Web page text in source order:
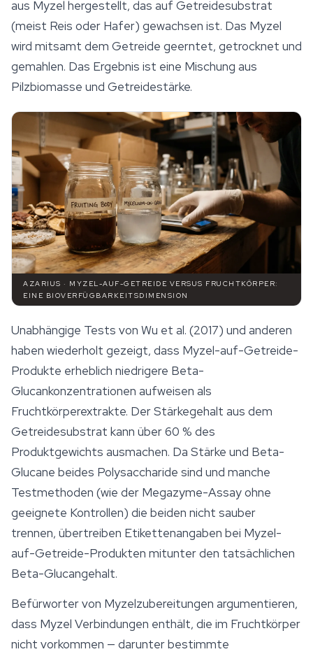
aus Myzel hergestellt, das auf Getreidesubstrat
(meist Reis oder Hafer) gewachsen ist. Das Myzel
wird mitsamt dem Getreide geerntet, getrocknet und
gemahlen. Das Ergebnis ist eine Mischung aus
Pilzbiomasse und Getreidestärke.
AZARIUS · MYZEL-AUF-GETREIDE VERSUS FRUCHTKÖRPER:
EINE BIOVERFÜGBARKEITSDIMENSION
Unabhängige Tests von Wu et al. (2017) und anderen
haben wiederholt gezeigt, dass Myzel-auf-Getreide-
Produkte erheblich niedrigere Beta-
Glucankonzentrationen aufweisen als
Fruchtkörperextrakte. Der Stärkegehalt aus dem
Getreidesubstrat kann über 60 % des
Produktgewichts ausmachen. Da Stärke und Beta-
Glucane beides Polysaccharide sind und manche
Testmethoden (wie der Megazyme-Assay ohne
geeignete Kontrollen) die beiden nicht sauber
trennen, übertreiben Etikettenangaben bei Myzel-
auf-Getreide-Produkten mitunter den tatsächlichen
Beta-Glucangehalt.
Befürworter von Myzelzubereitungen argumentieren,
dass Myzel Verbindungen enthält, die im Fruchtkörper
nicht vorkommen — darunter bestimmte